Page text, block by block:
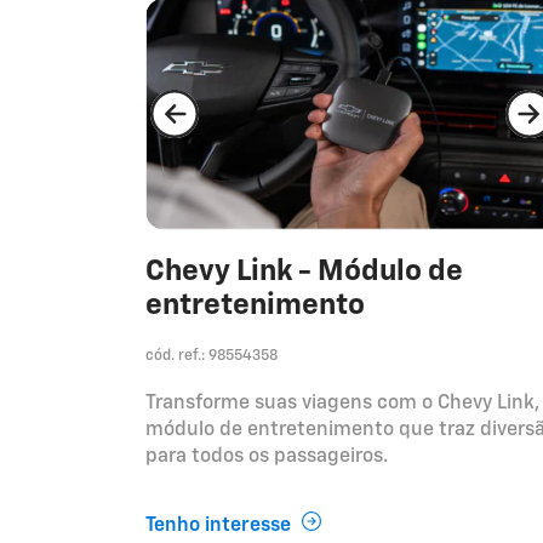
Chevy Link - Módulo de
entretenimento
cód. ref.: 98554358
Transforme suas viagens com o Chevy Link,
módulo de entretenimento que traz
para todos os passageiros.
Tenho interesse